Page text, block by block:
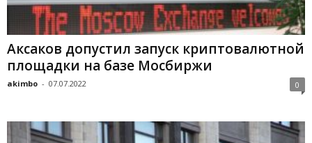
Аксаков допустил запуск криптовалютной
площадки на базе Мосбиржи
akimbo - 07.07.2022 0